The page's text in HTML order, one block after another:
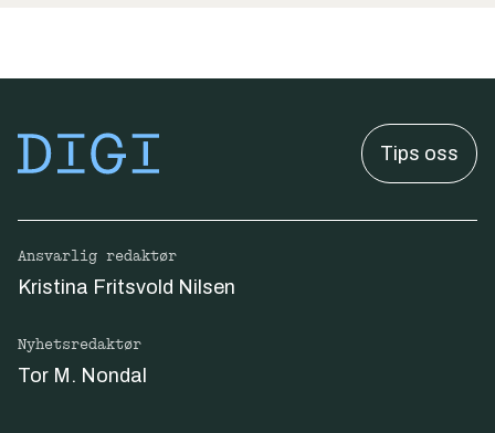
Tips oss
Ansvarlig redaktør
Kristina Fritsvold Nilsen
Nyhetsredaktør
Tor M. Nondal